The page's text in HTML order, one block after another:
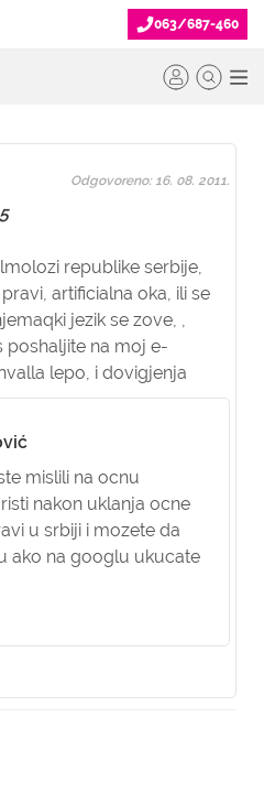
063/687-460
republike serbije,
artificialna oka, ili se
jezik se zove, ,
na moj e-
lepo, i dovigjenja
Odgovoreno: 16. 08. 2011.
mislili na ocnu
nakon uklanja ocne
u srbiji i mozete da
ako na googlu ukucate